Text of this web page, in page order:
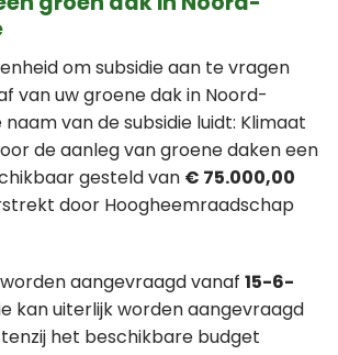
om subsidie aan te vragen
van uw groene dak in Noord-
naam van de subsidie luidt: Klimaat
de aanleg van groene daken een
gesteld van € 75.000,00
door Hoogheemraadschap
aangevraagd vanaf 15-6-
kan uiterlijk worden aangevraagd
tenzij het beschikbare budget